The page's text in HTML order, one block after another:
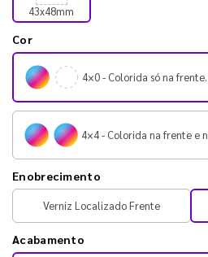
43x48mm
Cor
4×0 - Colorida só na frente.
4×4 - Colorida na frente e
Enobrecimento
Verniz Localizado Frente
Acabamento